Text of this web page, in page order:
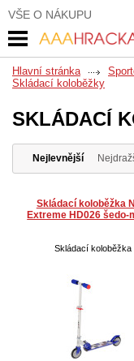
VŠE O NÁKUPU
Hlavní stránka
Skládací koloběžky
SKLÁDACÍ
Nejlevnější
Skládací koloběžka
Extreme HD026 šedo-
Skládací koloběžka